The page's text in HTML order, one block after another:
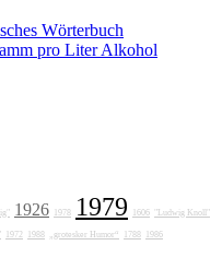
Wörterbuch
pro Liter Alkohol
1926 1978 1979 1606 "Ludwig Knoll"
1972 1988 „grotesker Humor“ 1788 1986